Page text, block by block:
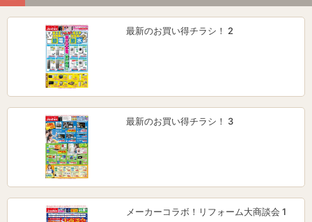
最新のお買い得チラシ！ 2
最新のお買い得チラシ！ 3
メーカーコラボ！リフォーム大商談会 1